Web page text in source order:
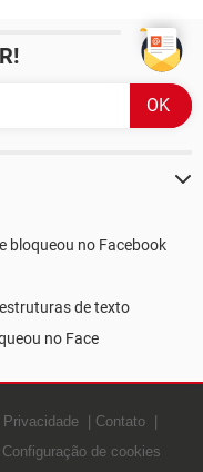
bloqueou no Facebook
de texto
no Face
Contato
Configuração de cookies